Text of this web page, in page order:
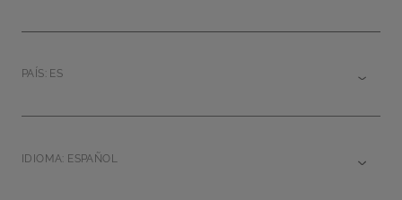
PAÍS: ES
IDIOMA: ESPAÑOL